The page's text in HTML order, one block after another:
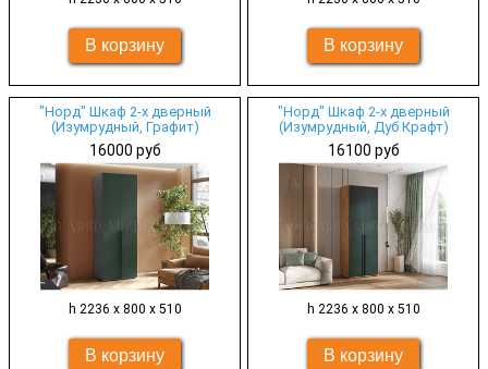
"Норд" Шкаф 2-х дверный
(Изумрудный, Графит)
16000 руб
h 2236 х 800 х 510
"Норд" Шкаф 2-х дверный
(Изумрудный, Дуб Крафт)
16100 руб
h 2236 х 800 х 510